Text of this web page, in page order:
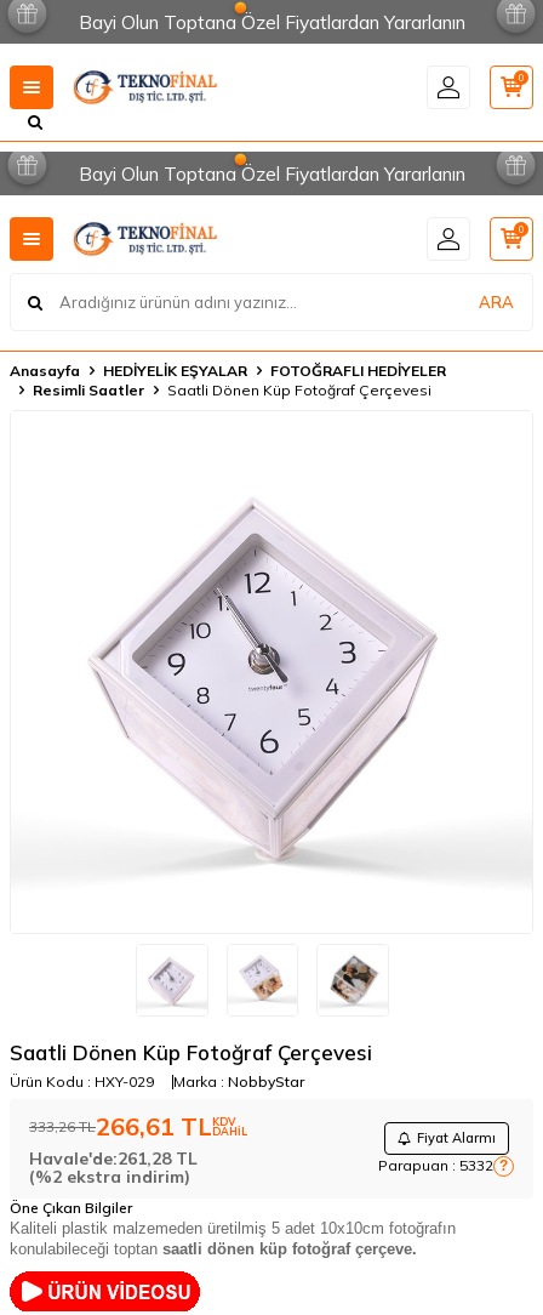
Bayi Olun Toptana Özel Fiyatlardan Yararlanın
0
Bayi Olun Toptana Özel Fiyatlardan Yararlanın
ARA
0
Anasayfa HEDİYELİK EŞYALAR
FOTOĞRAFLI HEDİYELER
Resimli Saatler
Saatli Dönen Küp Fotoğraf Çerçevesi
Saatli Dönen Küp Fotoğraf Çerçevesi
Ürün Kodu : HXY-029 Marka : NobbyStar
333,26TL266,61 TLKDV
DAHİL Fiyat Alarmı
Parapuan : 5332 ?
Havale'de:261,28 TL
(%2 ekstra indirim)
Öne Çıkan Bilgiler
Kaliteli plastik malzemeden üretilmiş 5 adet 10x10cm fotoğrafın
konulabileceği toptan saatli dönen küp fotoğraf çerçeve.